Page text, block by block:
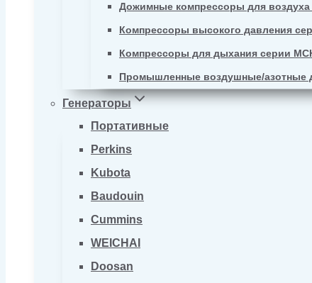
Дожимные компрессоры для воздуха
Компрессоры высокого давления
Компрессоры для дыхания серии
Промышленные воздушные/азотные
Генераторы
Портативные
Perkins
Kubota
Baudouin
Cummins
WEICHAI
Doosan